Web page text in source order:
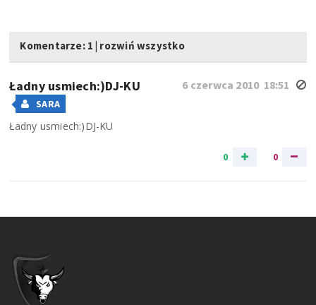
Komentarze: 1 | rozwiń wszystko
6 czerwca 2010 18:51
Ładny usmiech:)DJ-KU
SARA
Ładny usmiech:)DJ-KU
0 0